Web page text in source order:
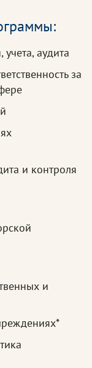
аудита
за
и контроля
и